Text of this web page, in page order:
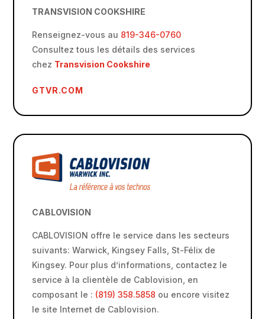
TRANSVISION COOKSHIRE
Renseignez-vous au 819-346-0760
Consultez tous les détails des services
chez Transvision Cookshire
GTVR.COM
CABLOVISION
CABLOVISION offre le service dans les secteurs
suivants: Warwick, Kingsey Falls, St-Félix de
Kingsey. Pour plus d’informations, contactez le
service à la clientèle de Cablovision, en
composant le : (819) 358.5858 ou encore visitez
le site Internet de Cablovision.